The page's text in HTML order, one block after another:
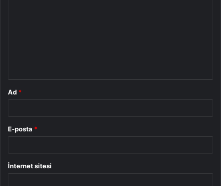
Ad *
E-posta *
İnternet sitesi